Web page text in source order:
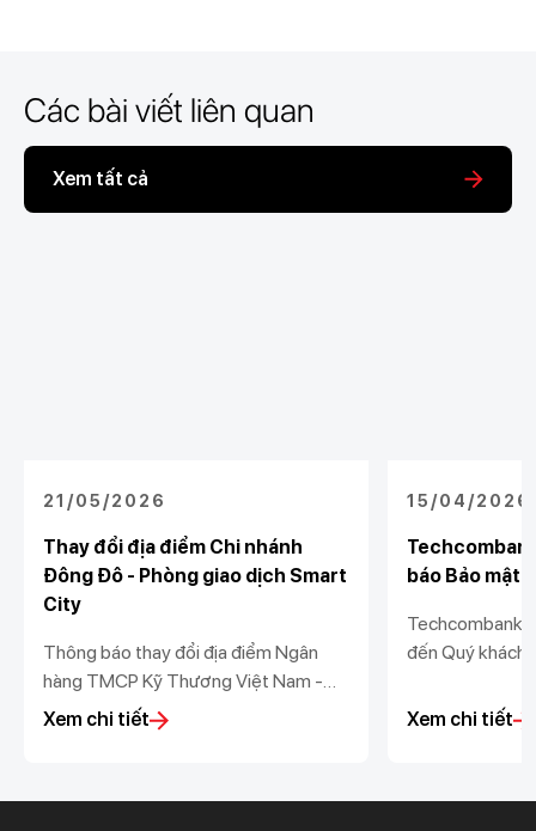
Các bài viết liên quan
Xem tất cả
21/05/2026
Thay đổi địa điểm Chi nhánh
Đông Đô - Phòng giao dịch Smart
City
Thông báo thay đổi địa điểm Ngân
hàng TMCP Kỹ Thương Việt Nam -
Chi nhánh Đông Đô - Phòng giao dịch
Xem chi tiết
15/04/2026
báo Bảo mật
Techcombank
đến Quý khách
dữ liệu
Chính phủ ban
Xem chi tiết